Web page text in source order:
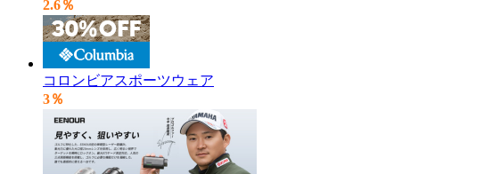
2.6％
コロンビアスポーツウェア
3％